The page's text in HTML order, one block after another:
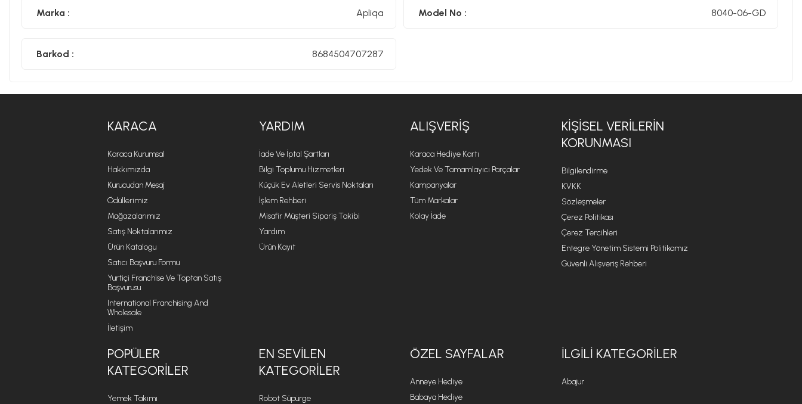
Marka : Apliqa Model No : 8040-06-GD
Barkod : 8684504707287
KARACA
Karaca Kurumsal
Hakkımızda
Kurucudan Mesaj
Ödüllerimiz
Mağazalarımız
Satış Noktalarımız
Ürün Katalogu
Satıcı Başvuru Formu
Yurtiçi Franchise Ve Toptan Satış
Başvurusu
International Franchising And
Wholesale
İletişim
YARDIM
İade Ve İptal Şartları
Bilgi Toplumu Hizmetleri
Küçük Ev Aletleri Servis Noktaları
İşlem Rehberi
Misafir Müşteri Sipariş Takibi
Yardım
Ürün Kayıt
ALIŞVERIŞ
Karaca Hediye Kartı
Yedek Ve Tamamlayıcı Parçalar
Kampanyalar
Tüm Markalar
Kolay İade
KIŞISEL VERILERIN
KORUNMASI
Bilgilendirme
KVKK
Sözleşmeler
Çerez Politikası
Çerez Tercihleri
Entegre Yönetim Sistemi Politikamız
Güvenli Alışveriş Rehberi
POPÜLER
KATEGORILER
Yemek Takımı
EN SEVILEN
KATEGORILER
Robot Süpürge
ÖZEL SAYFALAR
Anneye Hediye
Babaya Hediye
İLGILI KATEGORILER
Abajur